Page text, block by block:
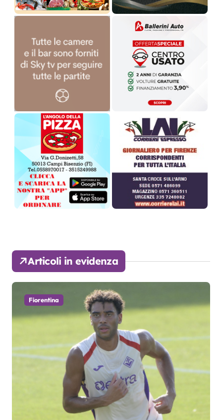
Articoli in evidenza
Fiorentina